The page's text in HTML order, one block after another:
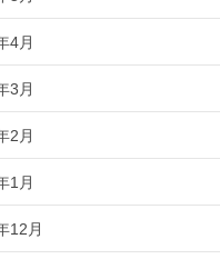
4月
3月
2月
1月
12月